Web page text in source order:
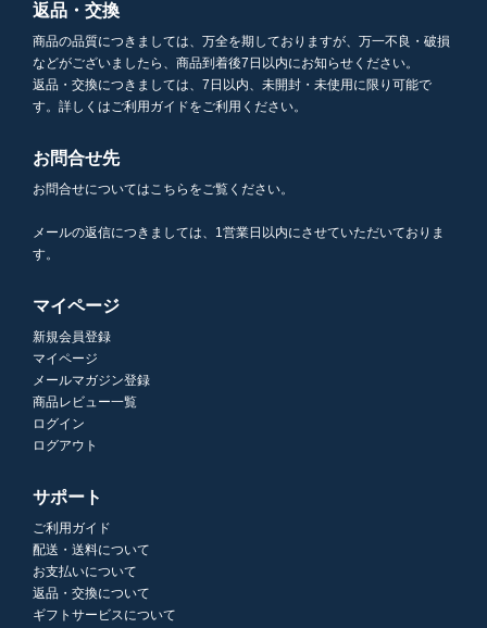
返品・交換
商品の品質につきましては、万全を期しておりますが、万一不良・破損
などがございましたら、商品到着後7日以内にお知らせください。
返品・交換につきましては、7日以内、未開封・未使用に限り可能で
す。詳しくはご利用ガイドをご利用ください。
お問合せ先
お問合せについてはこちらをご覧ください。
メールの返信につきましては、1営業日以内にさせていただいておりま
す。
マイページ
新規会員登録
マイページ
メールマガジン登録
商品レビュー一覧
ログイン
ログアウト
サポート
ご利用ガイド
配送・送料について
お支払いについて
返品・交換について
ギフトサービスについて